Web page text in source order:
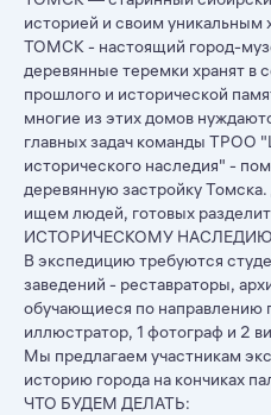
историей и своим уникальным
ТОМСК - настоящий город-
деревянные теремки хранят в
прошлого и исторической
многие из этих домов
главных задач команды ТРОО
исторического наследия" -
деревянную застройку
ищем людей, готовых
ИСТОРИЧЕСКОМУ
В экспедицию требуются
заведений - реставраторы,
обучающиеся по направлению
иллюстратор, 1 фотограф и 2
Мы предлагаем участникам
историю города на кончиках
ЧТО БУДЕМ ДЕЛАТЬ: